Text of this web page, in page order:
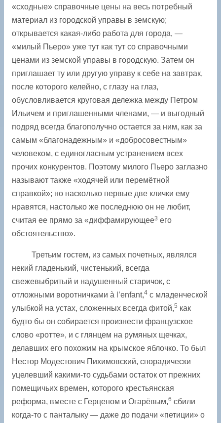
«сходные» справочные цены на весь потребный
материал из городской управы в земскую;
открывается какая-либо работа для города, —
«милый Пьеро» уже тут как тут со справочными
ценами из земской управы в городскую. Затем он
приглашает ту или другую управу к себе на завтрак,
после которого келейно, с глазу на глаз,
обусловливается круговая дележка между Петром
Ильичем и приглашенными членами, — и выгодный
подряд всегда благополучно остается за ним, как за
самым «благонадежным» и «добросовестным»
человеком, с единогласным устранением всех
прочих конкурентов. Поэтому милого Пьеро заглазно
называют также «ходячей или перемётной
справкой»; но насколько первые две клички ему
нравятся, настолько же последнюю он не любит,
считая ее прямо за «диффамирующее3 его
обстоятельство».
Третьим гостем, из самых почетных, являлся
некий гладенький, чистенький, всегда
свежевыбритый и надушенный старичок, с
отложными воротничками à l’enfant,4с ­младенческой
улыбкой на устах, сложенных всегда фитой,5 как
будто бы он собирается произнести французское
слово «ротте», и с глянцем на румяных щечках,
делавших его похожим на крымское яблочко. То был
Нестор Модестович Пихимовский, спорадически
уцелевший какими-то судьбами остаток от прежних
помещичьих времен, которого крестьянская
реформа, вместе с Герценом и Огарёвым,6 сбили
когда-то с панталыку — даже до подачи «петиции» о